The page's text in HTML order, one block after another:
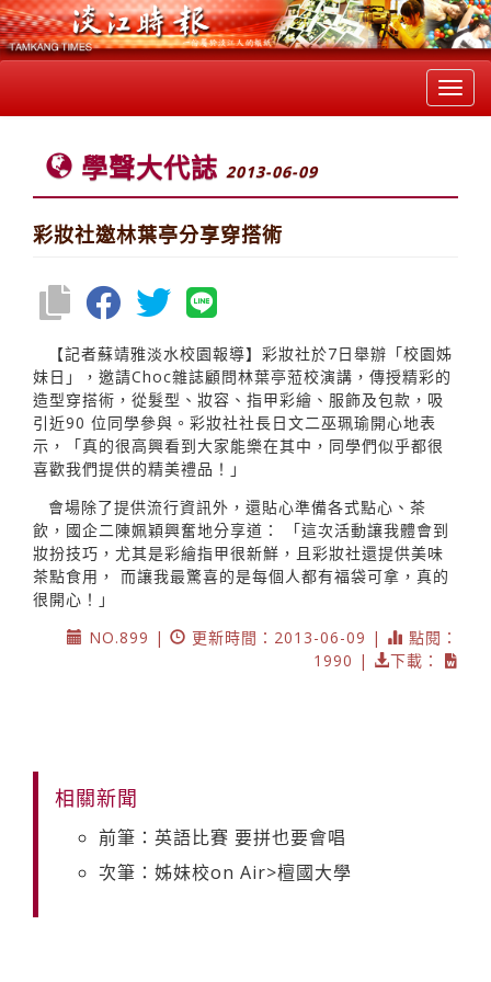
學聲大代誌 2013-06-09
彩妝社邀林葉亭分享穿搭術
【記者蘇靖雅淡水校園報導】彩妝社於7日舉辦「校園姊
妹日」，邀請Choc雜誌顧問林葉亭蒞校演講，傳授精彩的
造型穿搭術，從髮型、妝容、指甲彩繪、服飾及包款，吸
引近90 位同學參與。彩妝社社長日文二巫珮瑜開心地表
示，「真的很高興看到大家能樂在其中，同學們似乎都很
喜歡我們提供的精美禮品！」
會場除了提供流行資訊外，還貼心準備各式點心、茶
飲，國企二陳姵穎興奮地分享道： 「這次活動讓我體會到
妝扮技巧，尤其是彩繪指甲很新鮮，且彩妝社還提供美味
茶點食用， 而讓我最驚喜的是每個人都有福袋可拿，真的
很開心！」
NO.899 |
更新時間：2013-06-09 |
點閱：
1990 |
下載：
相關新聞
前筆：英語比賽 要拼也要會唱
次筆：姊妹校on Air>檀國大學